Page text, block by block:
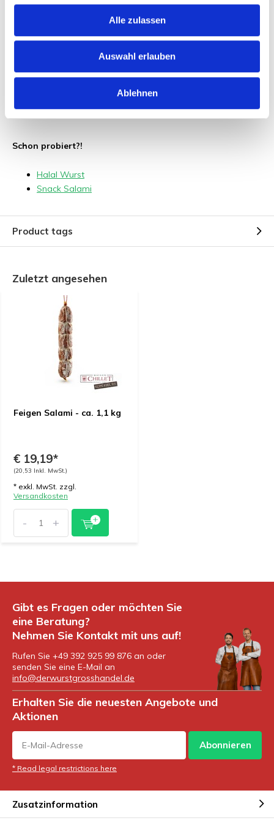
Alle zulassen
Auswahl erlauben
Ablehnen
Andere Informationen:
Herkunftsland: Frankreich
Schon probiert?!
Halal Wurst
Snack Salami
Product tags
Zuletzt angesehen
Feigen Salami - ca. 1,1 kg
€ 19,19*
(20,53 Inkl. MwSt.)
* exkl. MwSt. zzgl.
Versandkosten
- +
Gibt es Fragen oder möchten Sie
eine Beratung?
Nehmen Sie Kontakt mit uns auf!
Rufen Sie +49 392 925 99 876 an oder
senden Sie eine E-Mail an
info@derwurstgrosshandel.de
Erhalten Sie die neuesten Angebote und
Aktionen
Abonnieren
* Read legal restrictions here
Zusatzinformation